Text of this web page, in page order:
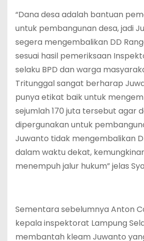
“Dana desa adalah bantuan
untuk pembangunan desa, jadi
segera mengembalikan DD
sesuai hasil pemeriksaan
selaku BPD dan warga
Tritunggal sangat berharap
punya etikat baik untuk
sejumlah 170 juta tersebut agar
dipergunakan untuk
Juwanto tidak mengembalikan
dalam waktu dekat,
menempuh jalur hukum” jelas
Sementara sebelumnya Anton
kepala inspektorat Lampung
membantah kleam Juwanto